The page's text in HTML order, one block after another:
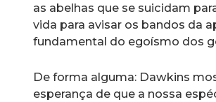
as abelhas que se suicidam
vida para avisar os bandos da
fundamental do egoísmo dos
De forma alguma: Dawkins
esperança de que a nossa